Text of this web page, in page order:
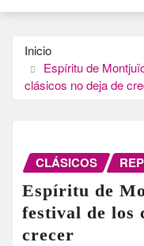
Inicio
Espíritu de
clásicos no deja de
CLÁSICOS
Espíritu de
festival de los
crecer